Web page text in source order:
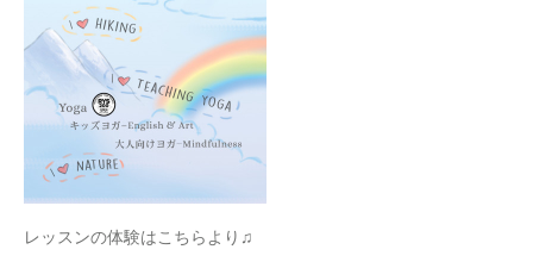
レッスンの体験はこちらより♫